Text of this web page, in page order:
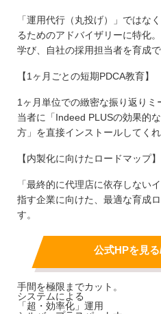
「運用代行（丸投げ）」ではな
るためのアドバイザリーに特化
学び、自社の採用担当者を育成で
【1ヶ月ごとの短期PDCA教育】
1ヶ月単位での緻密な振り返り
当者に「Indeed PLUSの効果的
方」を直接インストールしてくれ
【内製化に向けたロードマップ】
「最終的に代理店に依存しない
指す企業に向けた、最適な育成
す。
公式HPを見
手間を極限までカット。
システムによる
「超・効率化」運用